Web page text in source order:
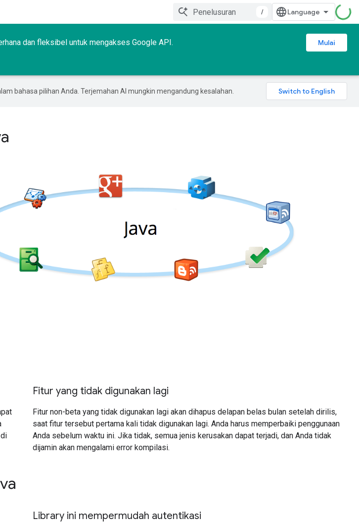
/
dan fleksibel untuk mengakses Google API.
Mulai
bahasa pilihan Anda. Terjemahan AI mungkin mengandung kesalahan.
Fitur yang tidak digunakan lagi
Fitur non-beta yang tidak digunakan lagi akan dihapus delapan belas bulan setelah dirilis,
saat fitur tersebut pertama kali tidak digunakan lagi. Anda harus memperbaiki penggunaan
Anda sebelum waktu ini. Jika tidak, semua jenis kerusakan dapat terjadi, dan Anda tidak
dijamin akan mengalami error kompilasi.
Library ini mempermudah autentikasi